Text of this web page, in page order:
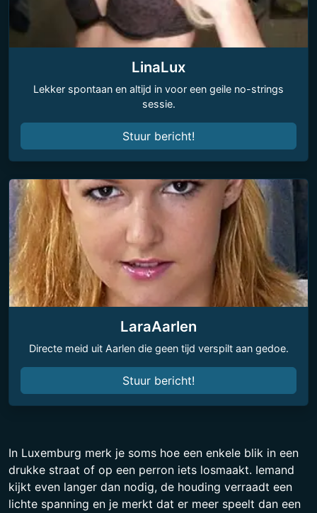
LinaLux
Lekker spontaan en altijd in voor een geile no-strings
sessie.
Stuur bericht!
LaraAarlen
Directe meid uit Aarlen die geen tijd verspilt aan gedoe.
Stuur bericht!
In Luxemburg merk je soms hoe een enkele blik in een
drukke straat of op een perron iets losmaakt. Iemand
kijkt even langer dan nodig, de houding verraadt een
lichte spanning en je merkt dat er meer speelt dan een